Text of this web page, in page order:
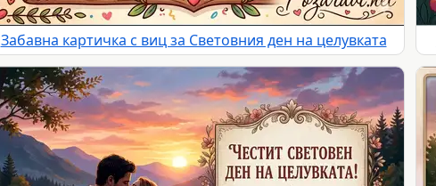
Забавна картичка с виц за Световния ден на целувката